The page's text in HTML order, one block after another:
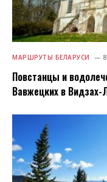
МАРШРУТЫ БЕЛАРУСИ
Повстанцы и
Вавжецких в Видзах-